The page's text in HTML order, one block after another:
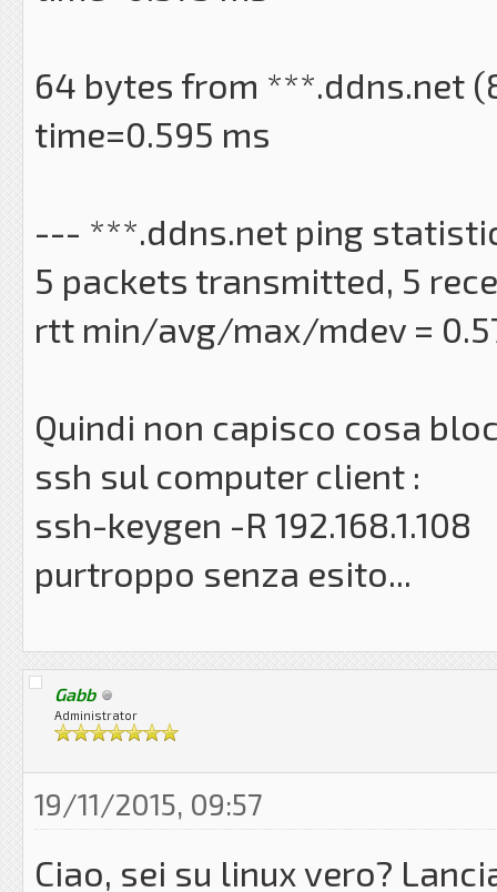
64 bytes from ***.ddns.net
time=0.595 ms
--- ***.ddns.net ping
5 packets transmitted, 5
rtt min/avg/max/mdev =
Quindi non capisco cosa
ssh sul computer client :
ssh-keygen -R 192.168.1.108
purtroppo senza esito...
Gabb
Administrator
19/11/2015, 09:57
Ciao, sei su linux vero?